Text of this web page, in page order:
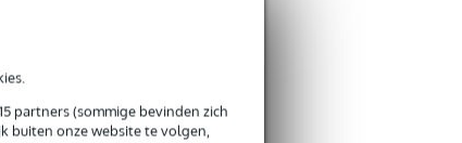
partners (sommige bevinden zich
buiten onze website te volgen,